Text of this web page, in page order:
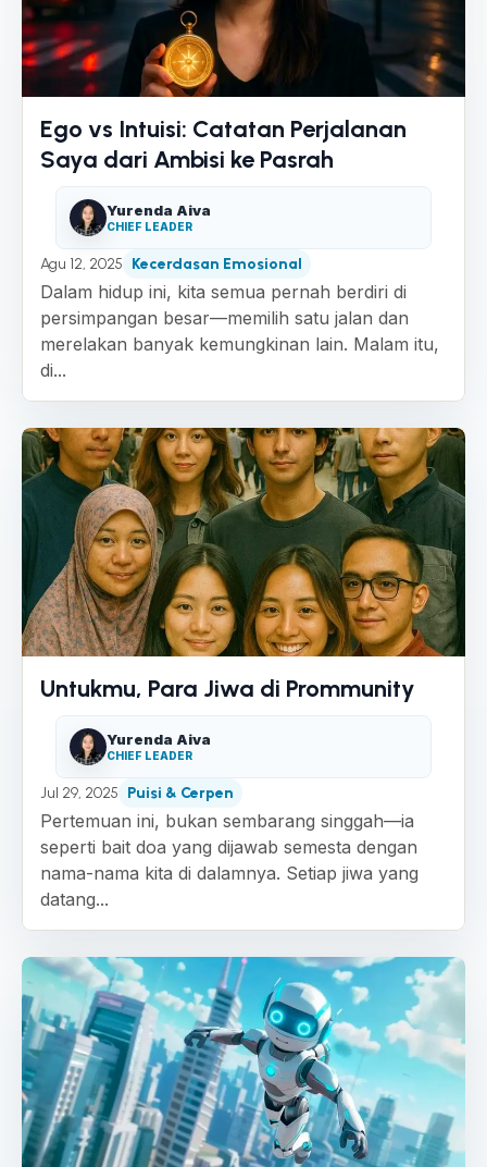
Ego vs Intuisi: Catatan Perjalanan
Saya dari Ambisi ke Pasrah
Yurenda Aiva
CHIEF LEADER
Agu 12, 2025 Kecerdasan Emosional
Dalam hidup ini, kita semua pernah berdiri di
persimpangan besar—memilih satu jalan dan
merelakan banyak kemungkinan lain. Malam itu,
di...
Untukmu, Para Jiwa di Prommunity
Yurenda Aiva
CHIEF LEADER
Jul 29, 2025 Puisi & Cerpen
Pertemuan ini, bukan sembarang singgah—ia
seperti bait doa yang dijawab semesta dengan
nama-nama kita di dalamnya. Setiap jiwa yang
datang...